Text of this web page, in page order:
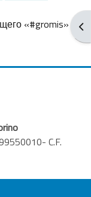
«#gromis»
C.F.